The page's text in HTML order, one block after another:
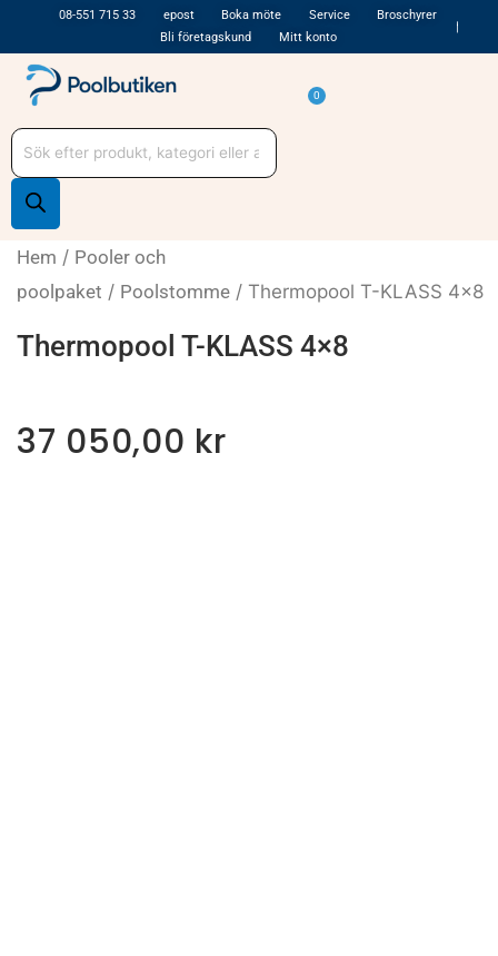
till
innehåll
08-551 715 33 epost Boka möte Service
Broschyrer
Bli företagskund
Mitt konto
0
Varukorg
Produktsökning
Hem / Pooler och
poolpaket / Poolstomme / Thermopool T-KLASS 4×8
Thermopool T-KLASS 4×8
37 050,00 kr